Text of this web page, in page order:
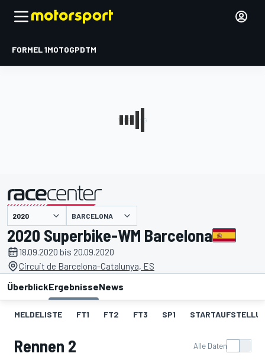
FORMEL 1MOTOGPDTM
BARCELONA
2020 Superbike-WM Barcelona
18.09.2020 bis 20.09.2020
Circuit de Barcelona-Catalunya, ES
ÜberblickErgebnisseNews
MELDELISTE FT1 FT2 FT3 SP1
Rennen 2 Alle Daten